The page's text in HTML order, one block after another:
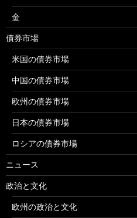
金
債券市場
米国の債券市場
中国の債券市場
欧州の債券市場
日本の債券市場
ロシアの債券市場
ニュース
政治と文化
欧州の政治と文化